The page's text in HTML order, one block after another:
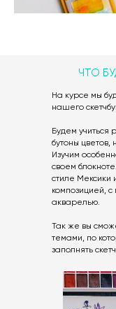
На курсе мы
нашего
Будем учиться
бутоны цветов,
Изучим
своем
стиле Мексики
композицией, с
акварелью.
Так же вы
темами, по
заполнять
ЧТО